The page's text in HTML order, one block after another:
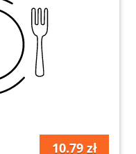
10.79 zł